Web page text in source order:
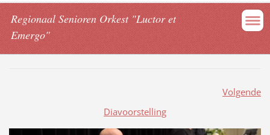
Regionaal Senioren Orkest "Luctor et
Emergo"
Volgende
Diavoorstelling